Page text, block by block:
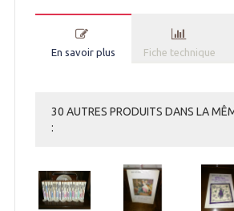
En savoir plus Fiche technique
30 AUTRES PRODUITS DANS LA
: